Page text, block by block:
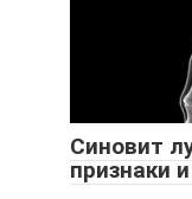
Синовит
признаки